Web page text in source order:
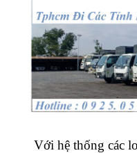
Với hệ thống các